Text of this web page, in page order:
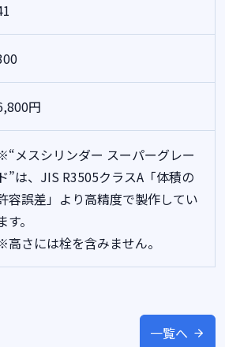
円
メスシリンダー スーパーグレー
ド”は、JIS R3505クラスA「体積の
容誤差」より高精度で製作してい
す。
高さには栓を含みません。
一覧へ